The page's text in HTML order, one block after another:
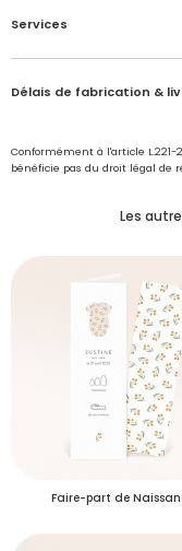
Vous
Voulez-
Je me
Services
Option tranquillité
9€ TTC
Pour une création sans
Avec l'option
vérifiées avant
Délais de fabrication &
Conformément à l'article
bénéficie pas du droit légal de
Les
Faire-part de